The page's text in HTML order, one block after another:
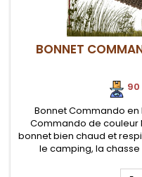
BONNET
90
Bonnet Commando en
Commando de couleur
bonnet bien chaud et
le camping, la